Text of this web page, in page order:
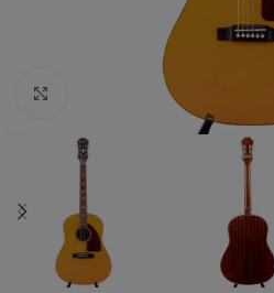
Zum vergrößern anklicken